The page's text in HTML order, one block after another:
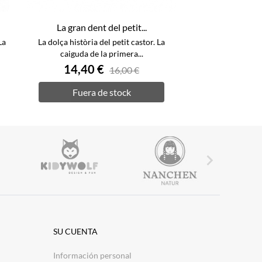
La gran dent del petit...
La dolça història del petit castor. La
caiguda de la primera...
14,40 € 16,00 €
Fuera de stock

SU CUENTA
Información personal